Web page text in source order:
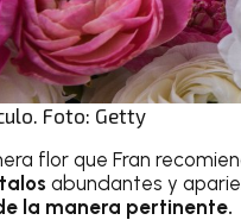
Foto: Getty
flor que Fran
abundantes y
la manera pertinente.